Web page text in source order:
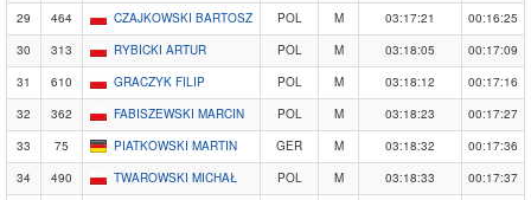
29
464 CZAJKOWSKI BARTOSZ POL M 03:17:21
00:16:25
30
313 RYBICKI ARTUR POL M 03:18:05
00:17:09
31
610 GRACZYK FILIP POL M 03:18:12
00:17:16
32
362 FABISZEWSKI MARCIN POL M 03:18:23
00:17:27
33
75 PIATKOWSKI MARTIN GER M 03:18:32
00:17:36
34
490 TWAROWSKI MICHAŁ POL M 03:18:33
00:17:37